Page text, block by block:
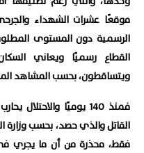
موقعًا عشرات الشهداء
الرسمية دون المستوى
القطاع رسميًا ويعاني
ويتساقطون، بحسب المشاهد
فمنذ 140 يوميًا
فقط، محذرة من أن ما يجري